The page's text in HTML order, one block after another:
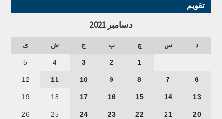
تقویم
دسامبر 2021
د س چ پ ج ش ی
1
2
3
4
5
6
7
8
9
10
11
12
13
14
15
16
17
18
19
20
21
22
23
24
25
26